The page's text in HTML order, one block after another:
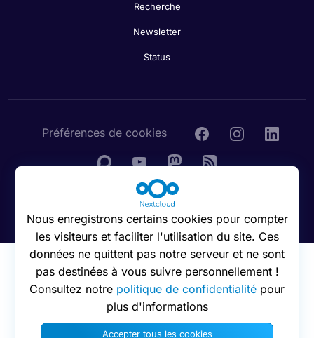
Recherche
Newsletter
Status
Préférences de cookies
Nous enregistrons certains cookies pour compter
les visiteurs et faciliter l'utilisation du site. Ces
données ne quittent pas notre serveur et ne sont
pas destinées à vous suivre personnellement !
Consultez notre politique de confidentialité pour
plus d'informations
Accepter tous les cookies